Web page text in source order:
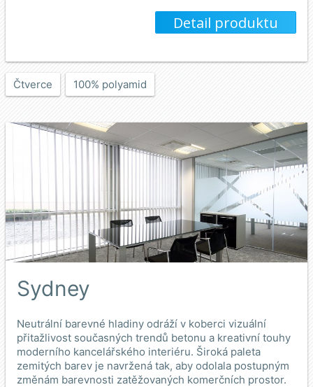
Detail produktu
Čtverce 100% polyamid
Sydney
​Neutrální barevné hladiny odráží v koberci vizuální
přitažlivost současných trendů betonu a kreativní touhy
moderního kancelářského interiéru. Široká paleta
zemitých barev je navržená tak, aby odolala postupným
změnám barevnosti zatěžovaných komerčních prostor.